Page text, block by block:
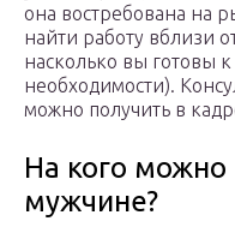
она востребована на
найти работу вблизи
насколько вы готовы
необходимости).
можно получить в
На кого можно
мужчине?